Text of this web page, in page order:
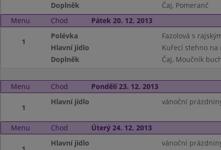
Doplněk
Čaj, Pomeranč
Menu
Chod Pátek 20. 12. 2013
1
Polévka
Fazolová s
Hlavní jídlo
Kuřecí stehno na
Doplněk
Čaj, Moučník
Menu Chod Pondělí 23. 12. 2013
1
Hlavní jídlo vánoční
Menu Chod Úterý 24. 12. 2013
Hlavní jídlo vánoční